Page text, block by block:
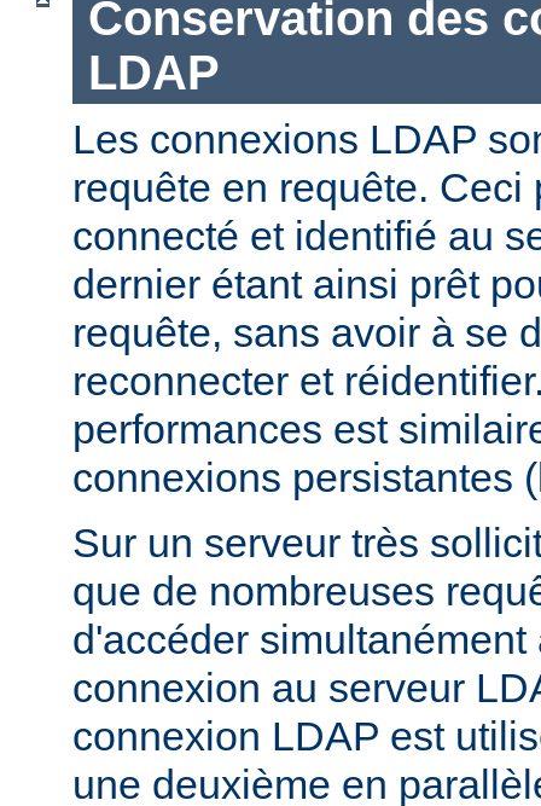
Conservation des
LDAP
Les connexions LDAP
requête en requête. Ceci
connecté et identifié au
dernier étant ainsi prêt
requête, sans avoir à se
reconnecter et
performances est
connexions persistantes
Sur un serveur très
que de nombreuses
d'accéder simultanément
connexion au serveur
connexion LDAP est
une deuxième en